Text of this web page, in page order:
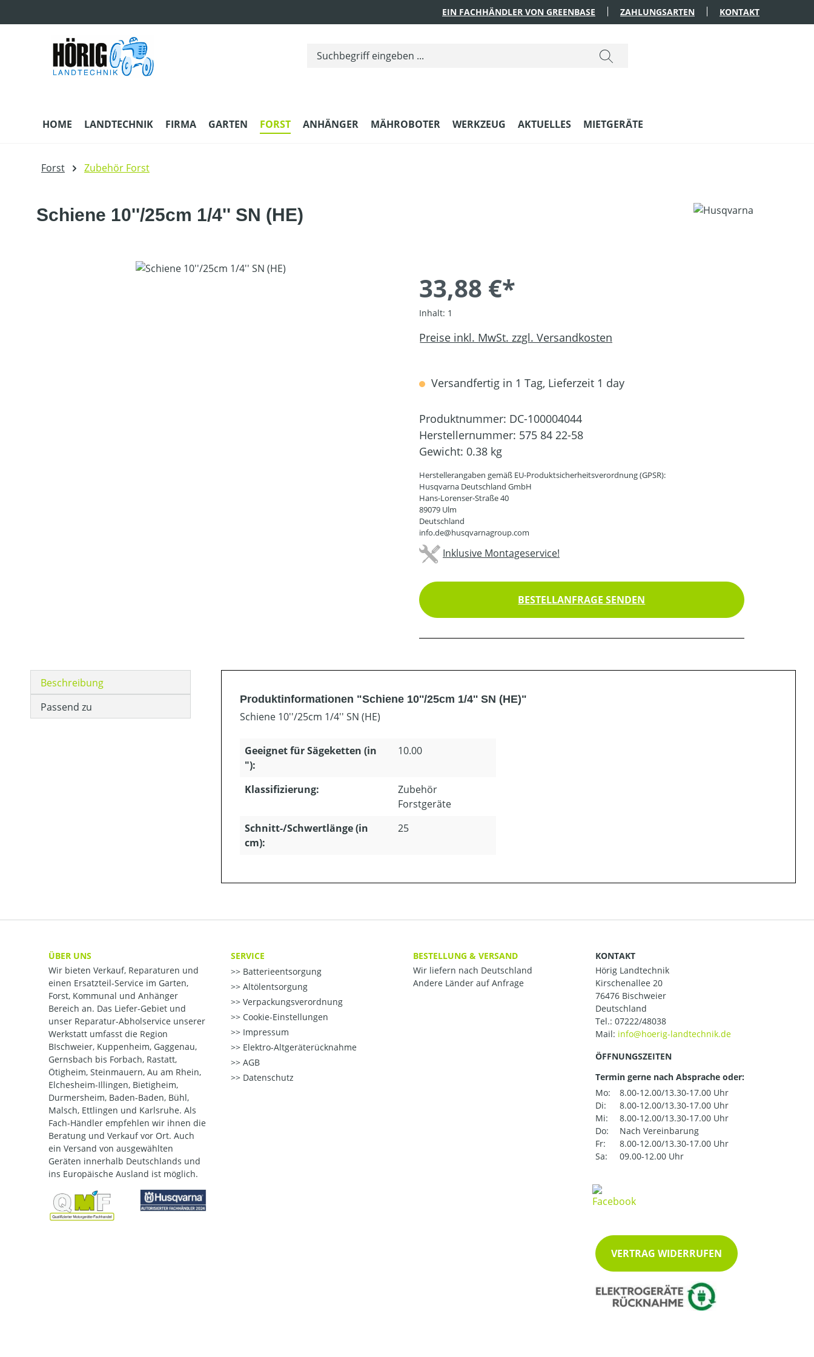
EIN FACHHÄNDLER VON GREENBASE ZAHLUNGSARTEN KONTAKT
HOME LANDTECHNIK FIRMA GARTEN FORST ANHÄNGER MÄHROBOTER WERKZEUG AKTUELLES MIETGERÄTE
Forst Zubehör Forst
Schiene 10''/25cm 1/4'' SN (HE)
Bildergalerie überspringen
33,88 €*
Inhalt: 1
Preise inkl. MwSt. zzgl. Versandkosten
Versandfertig in 1 Tag, Lieferzeit 1 day
Produktnummer: DC-100004044
Herstellernummer: 575 84 22-58
Gewicht: 0.38 kg
Herstellerangaben gemäß EU-Produktsicherheitsverordnung (GPSR):
Husqvarna Deutschland GmbH
Hans-Lorenser-Straße 40
89079 Ulm
Deutschland
info.de@husqvarnagroup.com
Inklusive Montageservice!
BESTELLANFRAGE SENDEN
Beschreibung
Passend zu
Produktinformationen "Schiene 10''/25cm 1/4'' SN (HE)"
Schiene 10''/25cm 1/4'' SN (HE)
Geeignet für Sägeketten (in
"):
10.00
Klassifizierung:
Zubehör
Forstgeräte
Schnitt-/Schwertlänge (in
cm):
25
ÜBER UNS
Wir bieten Verkauf, Reparaturen und
einen Ersatzteil-Service im Garten,
Forst, Kommunal und Anhänger
Bereich an. Das Liefer-Gebiet und
unser Reparatur-Abholservice unserer
Werkstatt umfasst die Region
BIschweier, Kuppenheim, Gaggenau,
Gernsbach bis Forbach, Rastatt,
Ötigheim, Steinmauern, Au am Rhein,
Elchesheim-Illingen, Bietigheim,
Durmersheim, Baden-Baden, Bühl,
Malsch, Ettlingen und Karlsruhe. Als
Fach-Händler empfehlen wir ihnen die
Beratung und Verkauf vor Ort. Auch
ein Versand von ausgewählten
Geräten innerhalb Deutschlands und
ins Europäische Ausland ist möglich.
SERVICE
Batterieentsorgung
Altölentsorgung
Verpackungsverordnung
Cookie-Einstellungen
Impressum
Elektro-Altgeräterücknahme
AGB
Datenschutz
BESTELLUNG & VERSAND
Wir liefern nach Deutschland
Andere Länder auf Anfrage
KONTAKT
Hörig Landtechnik
Kirschenallee 20
76476 Bischweier
Deutschland
Tel.: 07222/48038
Mail:
ÖFFNUNGSZEITEN
Termin gerne nach Absprache oder:
Mo:
8.00-12.00/13.30-17.00 Uhr
Di:
8.00-12.00/13.30-17.00 Uhr
Mi:
8.00-12.00/13.30-17.00 Uhr
Do:
Nach Vereinbarung
Fr:
8.00-12.00/13.30-17.00 Uhr
Sa:
09.00-12.00 Uhr
VERTRAG WIDERRUFEN